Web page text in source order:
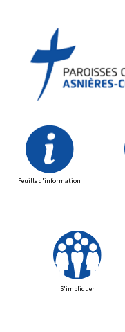
Feuille d'information
S'impliquer